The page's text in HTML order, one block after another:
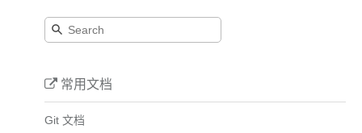
常用文档
Git 文档